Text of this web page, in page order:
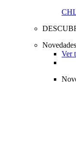
Novedades
Ver